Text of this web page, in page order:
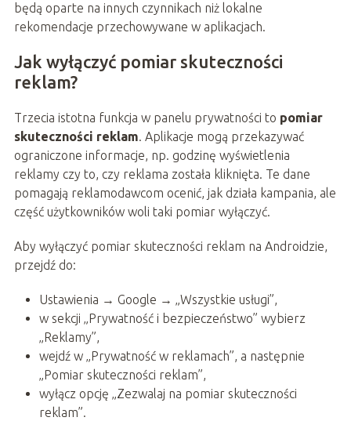
będą oparte na innych czynnikach niż lokalne
rekomendacje przechowywane w aplikacjach.
Jak wyłączyć pomiar skuteczności
reklam?
Trzecia istotna funkcja w panelu prywatności to pomiar
skuteczności reklam. Aplikacje mogą przekazywać
ograniczone informacje, np. godzinę wyświetlenia
reklamy czy to, czy reklama została kliknięta. Te dane
pomagają reklamodawcom ocenić, jak działa kampania, ale
część użytkowników woli taki pomiar wyłączyć.
Aby wyłączyć pomiar skuteczności reklam na Androidzie,
przejdź do:
Ustawienia → Google → „Wszystkie usługi”,
w sekcji „Prywatność i bezpieczeństwo” wybierz
„Reklamy”,
wejdź w „Prywatność w reklamach”, a następnie
„Pomiar skuteczności reklam”,
wyłącz opcję „Zezwalaj na pomiar skuteczności
reklam”.